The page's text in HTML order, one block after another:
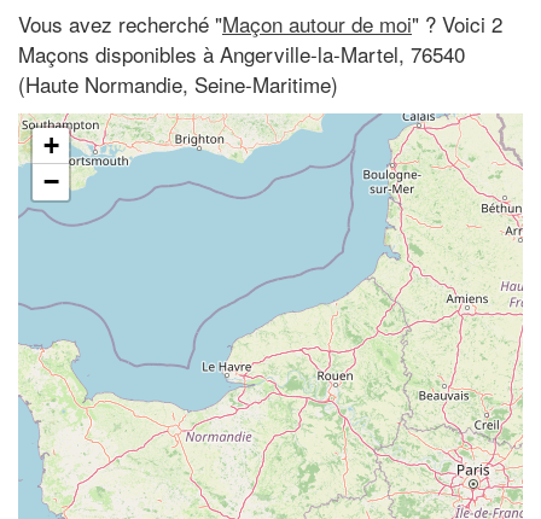
Vous avez recherché "Maçon autour de moi" ? Voici 2
Maçons disponibles à Angerville-la-Martel, 76540
(Haute Normandie, Seine-Maritime)
+
−